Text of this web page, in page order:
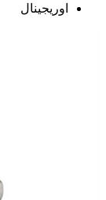
اوریجینال